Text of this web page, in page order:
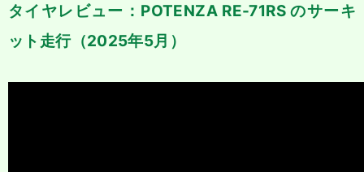
タイヤレビュー：POTENZA RE-71RS のサーキ
ット走行（2025年5月）